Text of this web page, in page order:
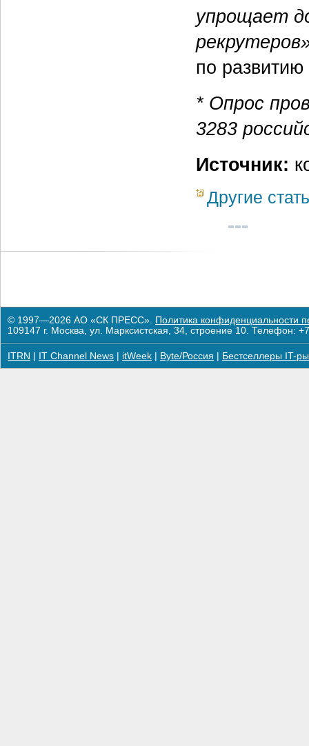
упрощает
по
* Опрос
3283
Источник:
Другие
© 1997—2026 АО «СК ПРЕСС». Политика конфиденциальности
109147 г. Москва, ул. Марксистская, 34, строение 10. Телефон:
ITRN IT Channel News itWeek Byte/Россия Бестселлеры IT-